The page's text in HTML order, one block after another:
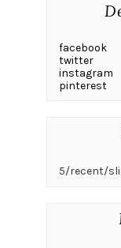
facebook
twitter
instagram
pinterest
5/recent/